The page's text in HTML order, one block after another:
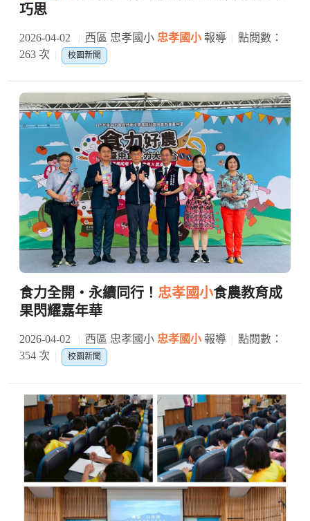
巧思
2026-04-02 西區 忠孝國小 忠孝國小報導
點閱數：
263 次
校園新聞
食力全開・永續同行！ 忠孝國小食農教育成
果閃耀嘉年華
2026-04-02 西區 忠孝國小 忠孝國小報導
點閱數：
354 次
校園新聞